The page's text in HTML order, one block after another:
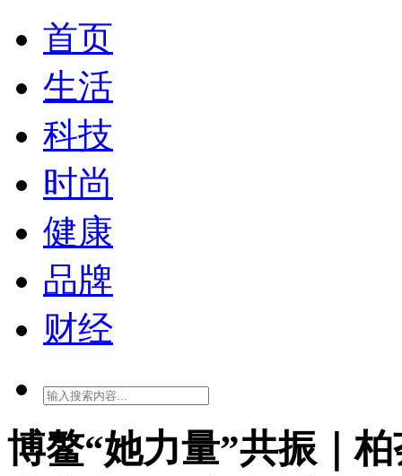
首页
生活
科技
时尚
健康
品牌
财经
博鳌“她力量”共振｜